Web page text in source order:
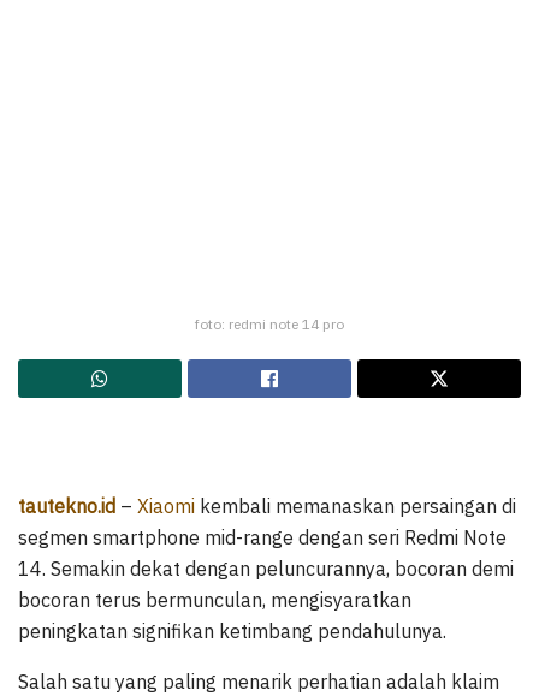
foto: redmi note 14 pro
tautekno.id – Xiaomi kembali memanaskan persaingan di
segmen smartphone mid-range dengan seri Redmi Note
14. Semakin dekat dengan peluncurannya, bocoran demi
bocoran terus bermunculan, mengisyaratkan
peningkatan signifikan ketimbang pendahulunya.
Salah satu yang paling menarik perhatian adalah klaim